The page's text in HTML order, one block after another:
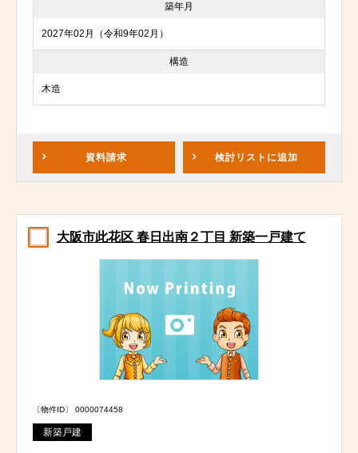
築年月
2027年02月（令和9年02月）
構造
木造
資料請求 検討リスト に追加
大阪市此花区 春日出南２丁目 新築一戸建て
〔物件ID〕 0000074458
新築戸建